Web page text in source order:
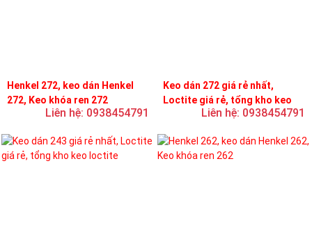
Henkel 272, keo dán Henkel
272, Keo khóa ren 272
Liên hệ: 0938454791
Keo dán 272 giá rẻ nhất,
Loctite giá rẻ, tổng kho keo
Liên hệ: 0938454791